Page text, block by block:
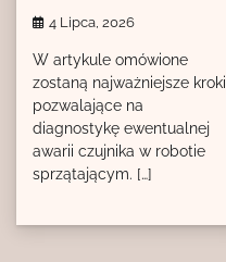
4 Lipca, 2026
W artykule omówione
zostaną najważniejsze kroki
pozwalające na
diagnostykę ewentualnej
awarii czujnika w robotie
sprzątającym. […]